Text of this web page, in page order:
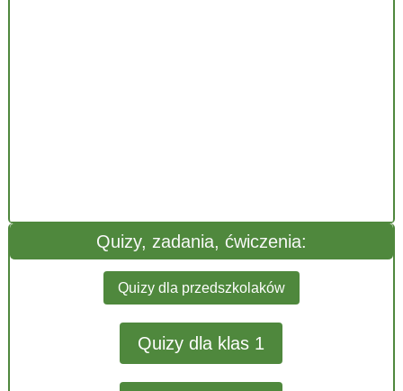
Quizy, zadania, ćwiczenia:
Quizy dla przedszkolaków
Quizy dla klas 1